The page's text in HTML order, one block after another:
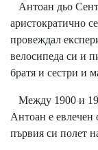
Антоан дьо
аристократично
провеждал
велосипеда си и
братя и сестри и
Между 1900 и
Антоан е евлечен
първия си полет